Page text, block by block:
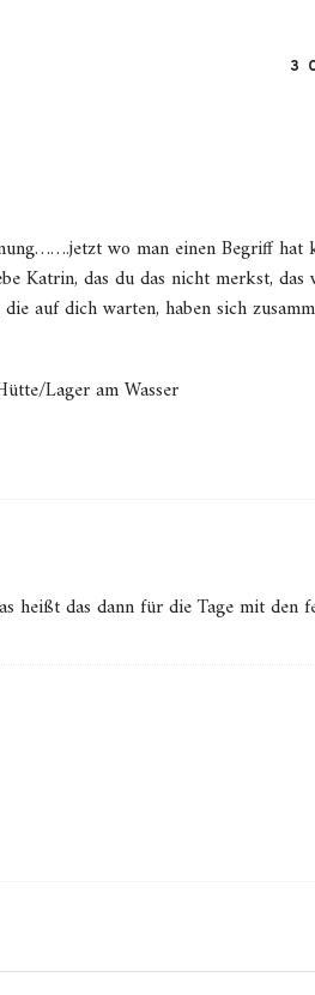
3
wo man einen Begriff hat
Katrin, das du das nicht merkst,
auf dich warten, haben sich
Lager am Wasser
heißt das dann für die Tage mit den